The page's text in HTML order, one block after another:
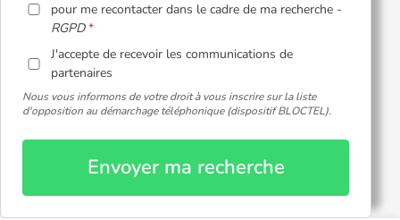
pour me recontacter dans le cadre de ma recherche -
RGPD
J'accepte de recevoir les communications de
partenaires
Nous vous informons de votre droit à vous inscrire sur la liste
d'opposition au démarchage téléphonique (dispositif BLOCTEL).
Envoyer ma recherche